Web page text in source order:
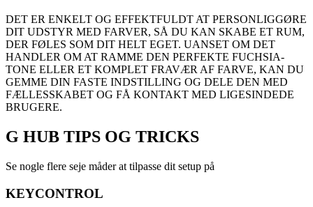
DET ER ENKELT OG EFFEKTFULDT AT PERSONLIGGØRE
DIT UDSTYR MED FARVER, SÅ DU KAN SKABE ET RUM,
DER FØLES SOM DIT HELT EGET. UANSET OM DET
HANDLER OM AT RAMME DEN PERFEKTE FUCHSIA-
TONE ELLER ET KOMPLET FRAVÆR AF FARVE, KAN DU
GEMME DIN FASTE INDSTILLING OG DELE DEN MED
FÆLLESSKABET OG FÅ KONTAKT MED LIGESINDEDE
BRUGERE.
G HUB TIPS OG TRICKS
Se nogle flere seje måder at tilpasse dit setup på
KEYCONTROL